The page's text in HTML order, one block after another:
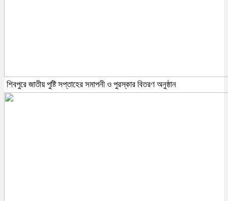
শিবপুরে জাতীয় পুষ্টি সপ্তাহের সমাপনী ও পুরস্কার বিতরণ অনুষ্ঠান